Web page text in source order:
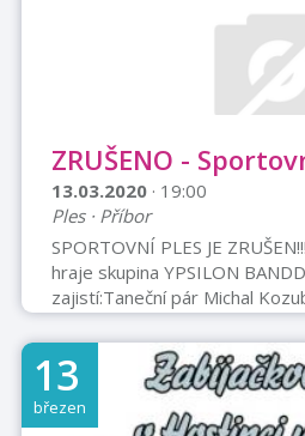
ZRUŠENO -
13.03.2020 · 19:00
Ples · Příbor
SPORTOVNÍ PLES JE
hraje skupina YPSILON
zajistí:Taneční pár Michal
BogaczovaTaneční skupina
KarásekSlosovatelná hra o
vstupenkyCena vstupenky,
KčPředprodej vstupenek FIT
Štramberské.
13
březen